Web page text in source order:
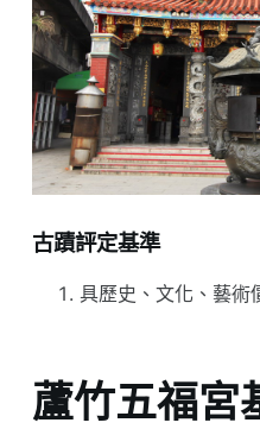
古蹟評定基準
具歷史、文化、藝術
蘆竹五福宮